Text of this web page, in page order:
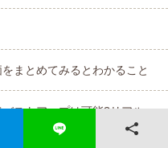
まとめてみるとわかること
ストアップは可能?リアル